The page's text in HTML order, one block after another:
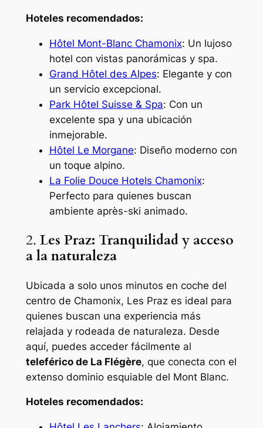
Hoteles recomendados:
Hôtel Mont-Blanc Chamonix: Un lujoso
hotel con vistas panorámicas y spa.
Grand Hôtel des Alpes: Elegante y con
un servicio excepcional.
Park Hôtel Suisse & Spa: Con un
excelente spa y una ubicación
inmejorable.
Hôtel Le Morgane: Diseño moderno con
un toque alpino.
La Folie Douce Hotels Chamonix:
Perfecto para quienes buscan
ambiente après-ski animado.
2. Les Praz: Tranquilidad y acceso
a la naturaleza
Ubicada a solo unos minutos en coche del
centro de Chamonix, Les Praz es ideal para
quienes buscan una experiencia más
relajada y rodeada de naturaleza. Desde
aquí, puedes acceder fácilmente al
teleférico de La Flégère, que conecta con el
extenso dominio esquiable del Mont Blanc.
Hoteles recomendados: